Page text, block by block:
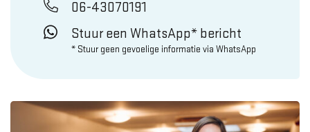
06-43070191
Stuur een WhatsApp* bericht
* Stuur geen gevoelige informatie via WhatsApp